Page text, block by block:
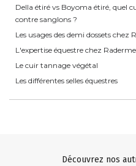
Della étiré vs Boyoma étiré, quel
contre sanglons ?
Les usages des demi dossets chez
L'expertise équestre chez
Le cuir tannage végétal
Les différentes selles équestres
Découvrez nos